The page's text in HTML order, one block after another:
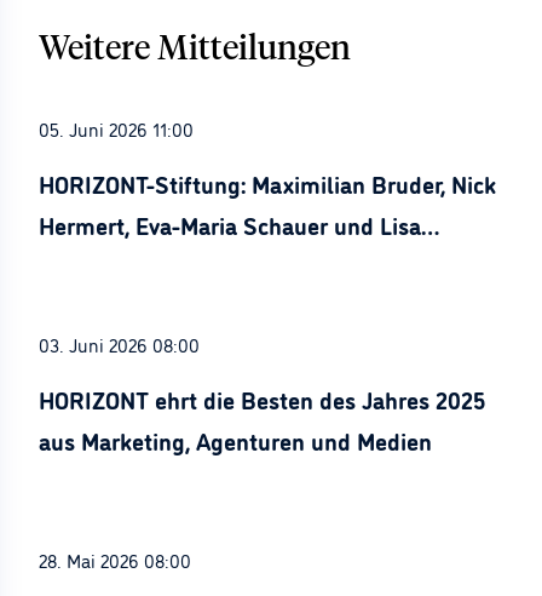
Weitere Mitteilungen
05. Juni 2026 11:00
HORIZONT-Stiftung: Maximilian Bruder, Nick
Hermert, Eva-Maria Schauer und Lisa
03. Juni 2026 08:00
HORIZONT ehrt die Besten des Jahres 2025
aus Marketing, Agenturen und Medien
28. Mai 2026 08:00